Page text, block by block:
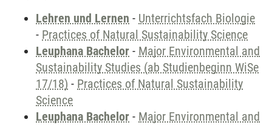
Lehren und Lernen - Unterrichtsfach Biologie
- Practices of Natural Sustainability Science
Leuphana Bachelor - Major Environmental and
Sustainability Studies (ab Studienbeginn WiSe
17/18) - Practices of Natural Sustainability
Science
Leuphana Bachelor - Major Environmental and